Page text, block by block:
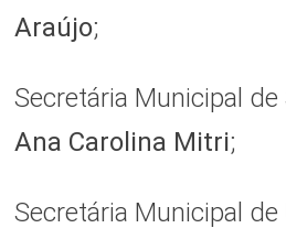
Araújo;
Secretária Municipal de
Ana Carolina Mitri;
Secretária Municipal